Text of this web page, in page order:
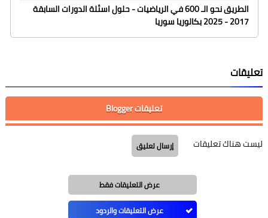
الطريق نحو الـ 600 في الرياضيات - حلول اسئلة الدورات السابقة
2017 - 2025 بكالوريا سوريا
تعليقات
تعليقات Blogger
ليست هناك تعليقات إرسال تعليق
عرض التعليقات فقط
عرض التعليقات والردود